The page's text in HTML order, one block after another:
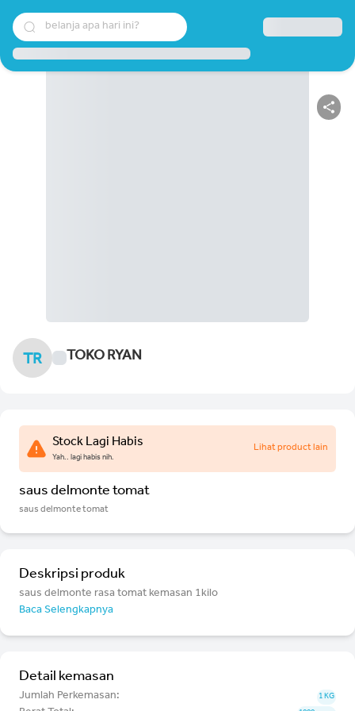
belanja apa hari ini?
TR TOKO RYAN
Stock Lagi Habis
Yah.. lagi habis nih.
Lihat product lain
saus delmonte tomat
saus delmonte tomat
Deskripsi produk
saus delmonte rasa tomat kemasan 1kilo
Baca Selengkapnya
Detail kemasan
Jumlah Perkemasan: 1 KG